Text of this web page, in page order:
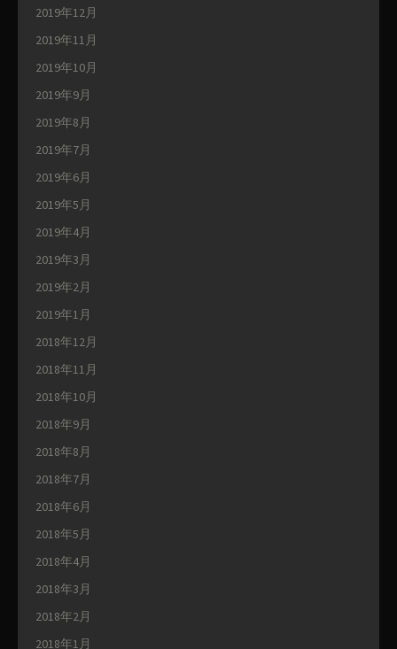
2019年12月
2019年11月
2019年10月
2019年9月
2019年8月
2019年7月
2019年6月
2019年5月
2019年4月
2019年3月
2019年2月
2019年1月
2018年12月
2018年11月
2018年10月
2018年9月
2018年8月
2018年7月
2018年6月
2018年5月
2018年4月
2018年3月
2018年2月
2018年1月